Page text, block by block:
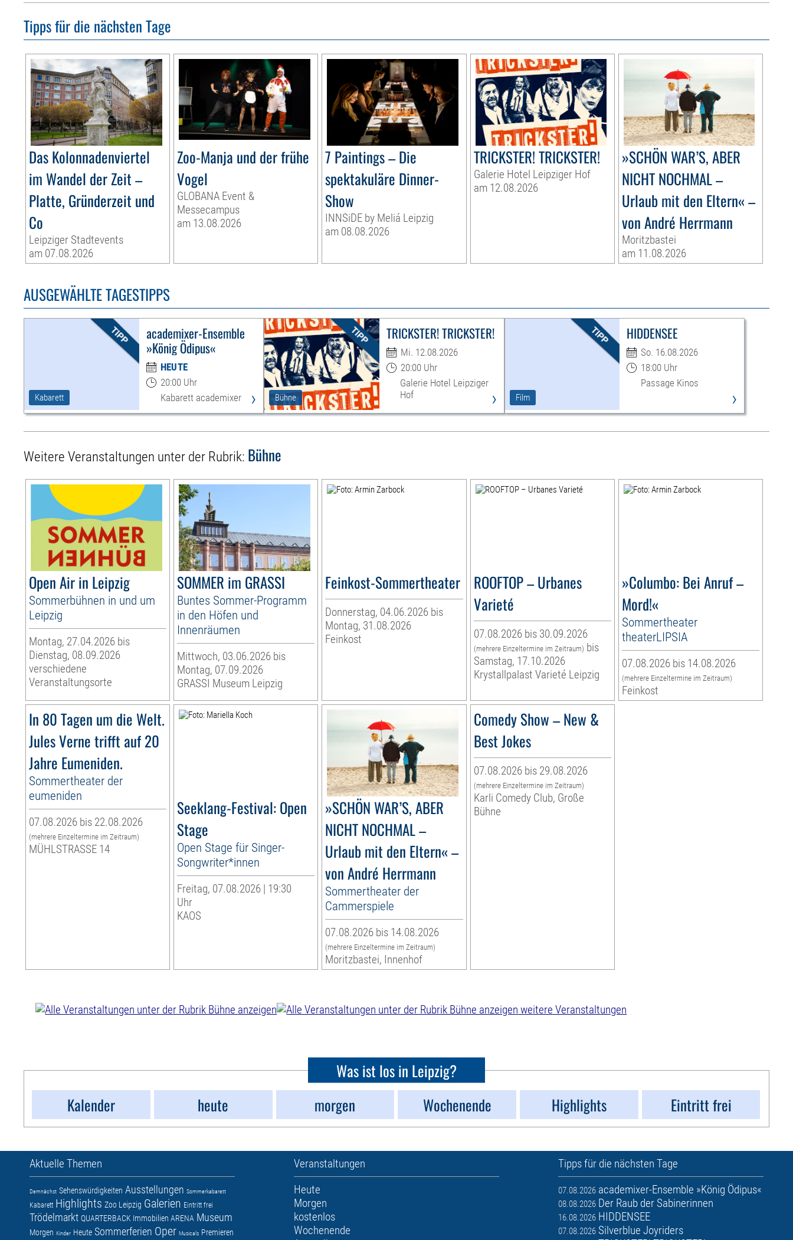
Tipps für die nächsten Tage
Das Kolonnadenviertel
im Wandel der Zeit –
Platte, Gründerzeit und
Co
Leipziger Stadtevents
am 07.08.2026
Zoo-Manja und der frühe
Vogel
GLOBANA Event &
Messecampus
am 13.08.2026
7 Paintings – Die
spektakuläre Dinner-
Show
INNSiDE by Meliá Leipzig
am 08.08.2026
TRICKSTER! TRICKSTER!
Galerie Hotel Leipziger Hof
am 12.08.2026
»SCHÖN WAR’S, ABER
NICHT NOCHMAL –
Urlaub mit den Eltern« –
von André Herrmann
Moritzbastei
am 11.08.2026
AUSGEWÄHLTE TAGESTIPPS
Kabarett
academixer-Ensemble
»König Ödipus«
HEUTE
20:00 Uhr
Kabarett academixer
› Bühne
TRICKSTER! TRICKSTER!
Mi. 12.08.2026
20:00 Uhr
Galerie Hotel Leipziger
Hof
› Film
HIDDENSEE
So. 16.08.2026
18:00 Uhr
Passage Kinos
›
Weitere Veranstaltungen unter der Rubrik: Bühne
Open Air in Leipzig
Sommerbühnen in und um
Leipzig
Montag, 27.04.2026 bis
Dienstag, 08.09.2026
verschiedene
Veranstaltungsorte
SOMMER im GRASSI
Buntes Sommer-Programm
in den Höfen und
Innenräumen
Mittwoch, 03.06.2026 bis
Montag, 07.09.2026
GRASSI Museum Leipzig
Feinkost-Sommertheater
Donnerstag, 04.06.2026 bis
Montag, 31.08.2026
Feinkost
ROOFTOP – Urbanes
Varieté
07.08.2026 bis 30.09.2026
(mehrere Einzeltermine im Zeitraum) bis
Samstag, 17.10.2026
Krystallpalast Varieté Leipzig
»Columbo: Bei Anruf –
Mord!«
Sommertheater
theaterLIPSIA
07.08.2026 bis 14.08.2026
(mehrere Einzeltermine im Zeitraum)
Feinkost
In 80 Tagen um die Welt.
Jules Verne trifft auf 20
Jahre Eumeniden.
Sommertheater der
eumeniden
07.08.2026 bis 22.08.2026
(mehrere Einzeltermine im Zeitraum)
MÜHLSTRASSE 14
Seeklang-Festival: Open
Stage
Open Stage für Singer-
Songwriter*innen
Freitag, 07.08.2026 | 19:30
Uhr
KAOS
»SCHÖN WAR’S, ABER
NICHT NOCHMAL –
Urlaub mit den Eltern« –
von André Herrmann
Sommertheater der
Cammerspiele
07.08.2026 bis 14.08.2026
(mehrere Einzeltermine im Zeitraum)
Moritzbastei, Innenhof
Comedy Show – New &
Best Jokes
07.08.2026 bis 29.08.2026
(mehrere Einzeltermine im Zeitraum)
Karli Comedy Club, Große
Bühne
weitere Veranstaltungen
Was ist los in Leipzig?
Kalender
heute morgen Wochenende Highlights Eintritt frei
Aktuelle Themen
Demnächst Sehenswürdigkeiten Ausstellungen Sommerkabarett
Kabarett Highlights Zoo Leipzig Galerien Eintritt frei
Trödelmarkt QUARTERBACK Immobilien ARENA Museum
Morgen Kinder Heute Sommerferien Oper Musicals Premieren
Veranstaltungen
Heute
Morgen
kostenlos
Wochenende
Tipps für die nächsten Tage
07.08.2026 academixer-Ensemble »König Ödipus«
08.08.2026 Der Raub der Sabinerinnen
16.08.2026 HIDDENSEE
07.08.2026 Silverblue Joyriders